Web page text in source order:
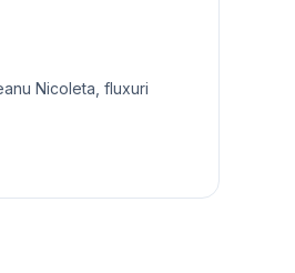
Nicoleta, fluxuri